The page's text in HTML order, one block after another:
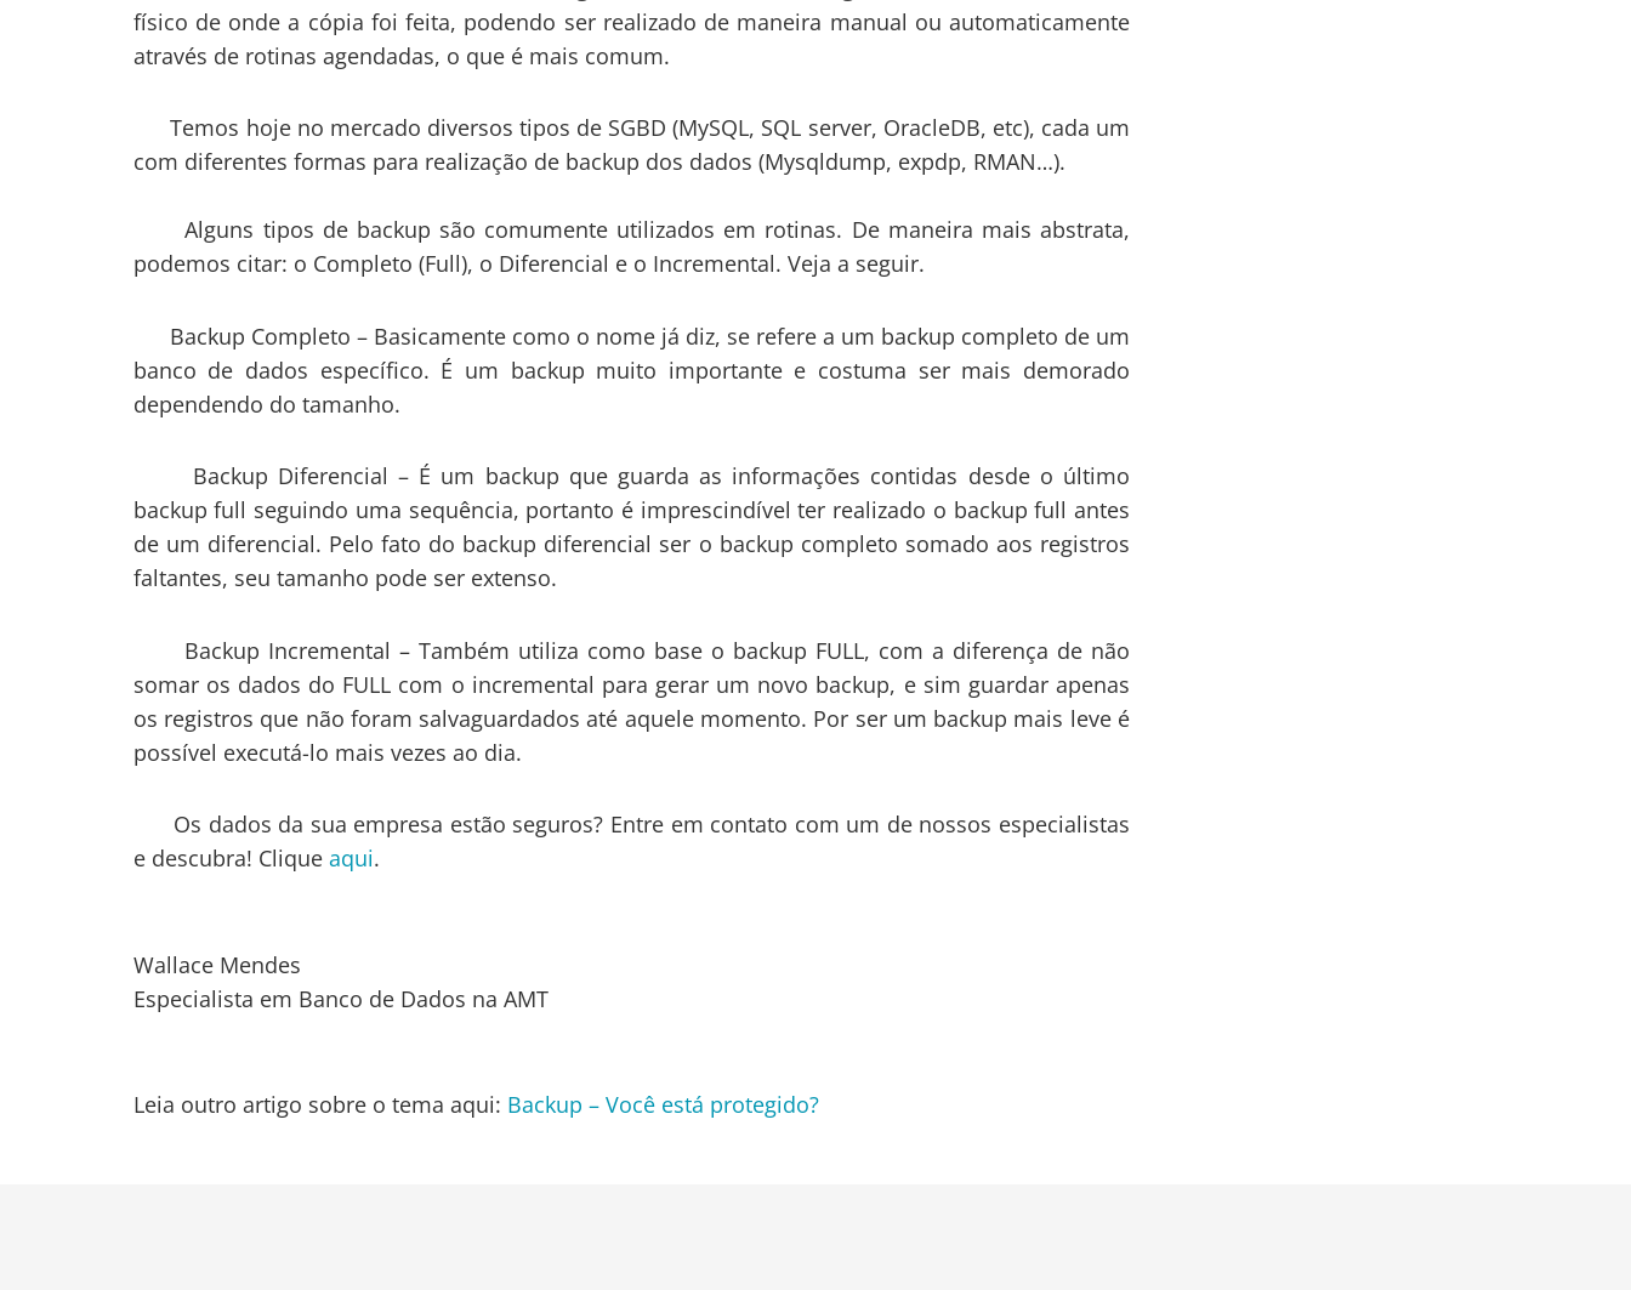
físico de onde a cópia foi feita, podendo ser realizado de maneira manual ou automaticamente
através de rotinas agendadas, o que é mais comum.
Temos hoje no mercado diversos tipos de SGBD (MySQL, SQL server, OracleDB, etc), cada um
com diferentes formas para realização de backup dos dados (Mysqldump, expdp, RMAN…).
Alguns tipos de backup são comumente utilizados em rotinas. De maneira mais abstrata,
podemos citar: o Completo (Full), o Diferencial e o Incremental. Veja a seguir.
Backup Completo – Basicamente como o nome já diz, se refere a um backup completo de um
banco de dados específico. É um backup muito importante e costuma ser mais demorado
dependendo do tamanho.
Backup Diferencial – É um backup que guarda as informações contidas desde o último
backup full seguindo uma sequência, portanto é imprescindível ter realizado o backup full antes
de um diferencial. Pelo fato do backup diferencial ser o backup completo somado aos registros
faltantes, seu tamanho pode ser extenso.
Backup Incremental – Também utiliza como base o backup FULL, com a diferença de não
somar os dados do FULL com o incremental para gerar um novo backup, e sim guardar apenas
os registros que não foram salvaguardados até aquele momento. Por ser um backup mais leve é
possível executá-lo mais vezes ao dia.
Os dados da sua empresa estão seguros? Entre em contato com um de nossos especialistas
e descubra! Clique aqui.
Wallace Mendes
Especialista em Banco de Dados na AMT
Leia outro artigo sobre o tema aqui: Backup – Você está protegido?